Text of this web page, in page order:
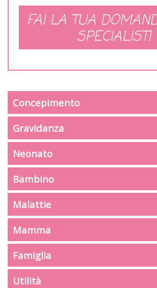
FAI LA TUA
SPECIALISTI
Concepimento
Gravidanza
Neonato
Bambino
Malattie
Mamma
Famiglia
Utilità